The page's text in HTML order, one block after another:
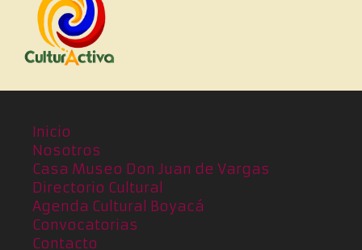
Inicio
Nosotros
Casa Museo Don Juan de Vargas
Directorio Cultural
Agenda Cultural Boyacá
Convocatorias
Contacto